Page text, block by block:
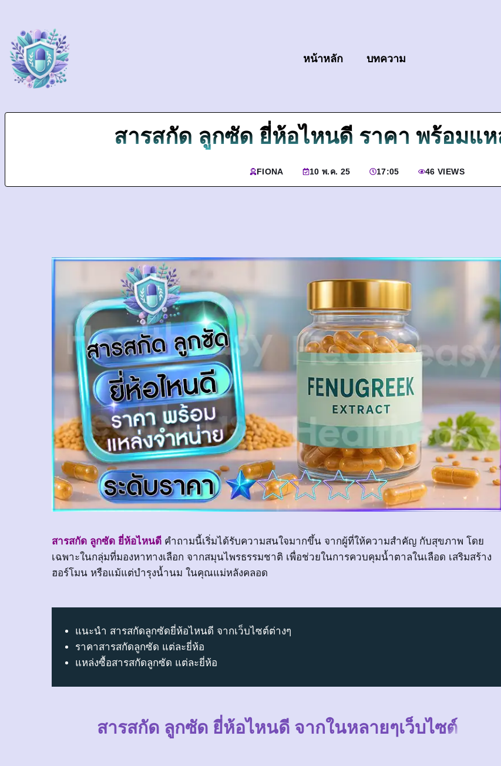
หน้าหลัก บทความ
สารสกัด ลูกซัด ยี่ห้อไหนดี ราคา พร้อมแ
FIONA 10 พ.ค. 25 17:05 46 VIEWS
สารสกัด ลูกซัด ยี่ห้อไหนดี คำถามนี้เริ่มได้รับความสนใจมากขึ้น จากผู้ที่ให้ความสำคัญ กับสุขภาพ โดย
เฉพาะในกลุ่มที่มองหาทางเลือก จากสมุนไพรธรรมชาติ เพื่อช่วยในการควบคุมน้ำตาลในเลือด เสริมสร้าง
ฮอร์โมน หรือแม้แต่บำรุงน้ำนม ในคุณแม่หลังคลอด
แนะนำ สารสกัดลูกซัดยี่ห้อไหนดี จากเว็บไซต์ต่างๆ
ราคาสารสกัดลูกซัด แต่ละยี่ห้อ
แหล่งซื้อสารสกัดลูกซัด แต่ละยี่ห้อ
สารสกัด ลูกซัด ยี่ห้อไหนดี จากในหลายๆเว็บไซต์